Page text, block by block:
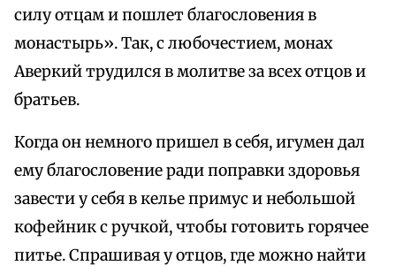
силу отцам и пошлет благословения в
монастырь». Так, с любочестием, монах
Аверкий трудился в молитве за всех отцов и
братьев.
Когда он немного пришел в себя, игумен дал
ему благословение ради поправки здоровья
завести у себя в келье примус и небольшой
кофейник с ручкой, чтобы готовить горячее
питье. Спрашивая у отцов, где можно найти